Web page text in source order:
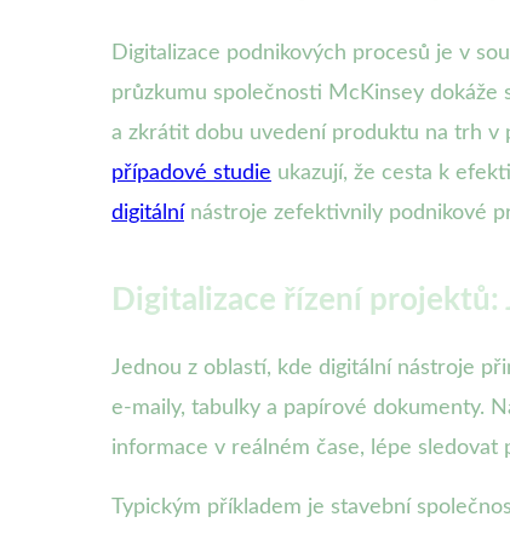
Digitalizace podnikových procesů je v
průzkumu společnosti McKinsey dokáže
a zkrátit dobu uvedení produktu na trh v
případové studie ukazují, že cesta k
digitální nástroje zefektivnily podnikové
Digitalizace řízení
Jednou z oblastí, kde digitální nástroje
e-maily, tabulky a papírové dokumenty.
informace v reálném čase, lépe
Typickým příkladem je stavební